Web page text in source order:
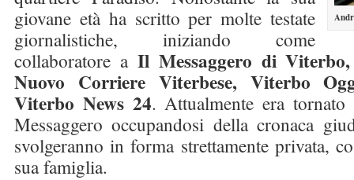
giovane età ha scritto per molte testate
giornalistiche, iniziando come
collaboratore a Il Messaggero di
Nuovo Corriere Viterbese, Viterbo
Viterbo News 24. Attualmente era
Messaggero occupandosi della cronaca
svolgeranno in forma strettamente privata,
sua famiglia.